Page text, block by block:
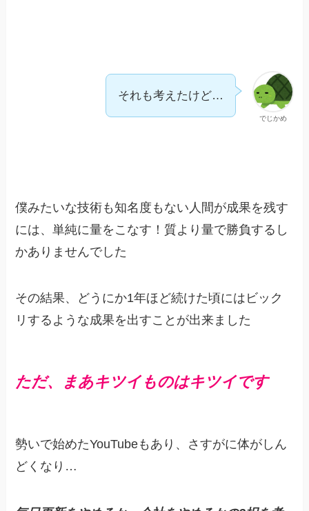
でじかめ
それも考えたけど…
僕みたいな技術も知名度もない人間が成果を残す
には、単純に量をこなす！質より量で勝負するし
かありませんでした
その結果、どうにか1年ほど続けた頃にはビック
リするような成果を出すことが出来ました
ただ、まあキツイものはキツイです
勢いで始めたYouTubeもあり、さすがに体がしん
どくなり…